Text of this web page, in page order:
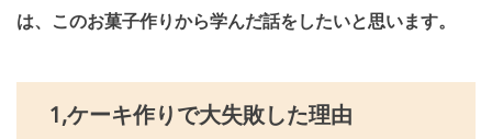
は、このお菓子作りから学んだ話をしたいと思います。
1,ケーキ作りで大失敗した理由